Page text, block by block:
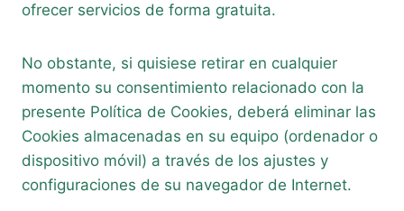
ofrecer servicios de forma gratuita.
No obstante, si quisiese retirar en cualquier
momento su consentimiento relacionado con la
presente Política de Cookies, deberá eliminar las
Cookies almacenadas en su equipo (ordenador o
dispositivo móvil) a través de los ajustes y
configuraciones de su navegador de Internet.